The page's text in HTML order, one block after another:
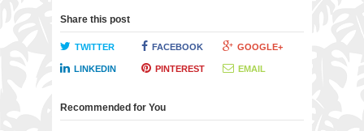
Share this post
TWITTER FACEBOOK GOOGLE+
LINKEDIN PINTEREST EMAIL
Recommended for You